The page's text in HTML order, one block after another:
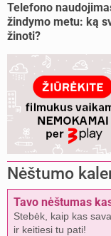
Telefono
žindymo metu: ką
žinoti?
Nėštumo
Tavo nėštumas
Stebėk, kaip kas
ir keitiesi tu pati!